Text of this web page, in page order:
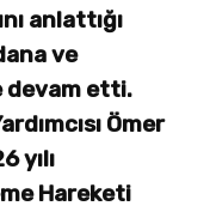
anlattığı
ve
devam etti.
Ömer
yılı
Hareketi